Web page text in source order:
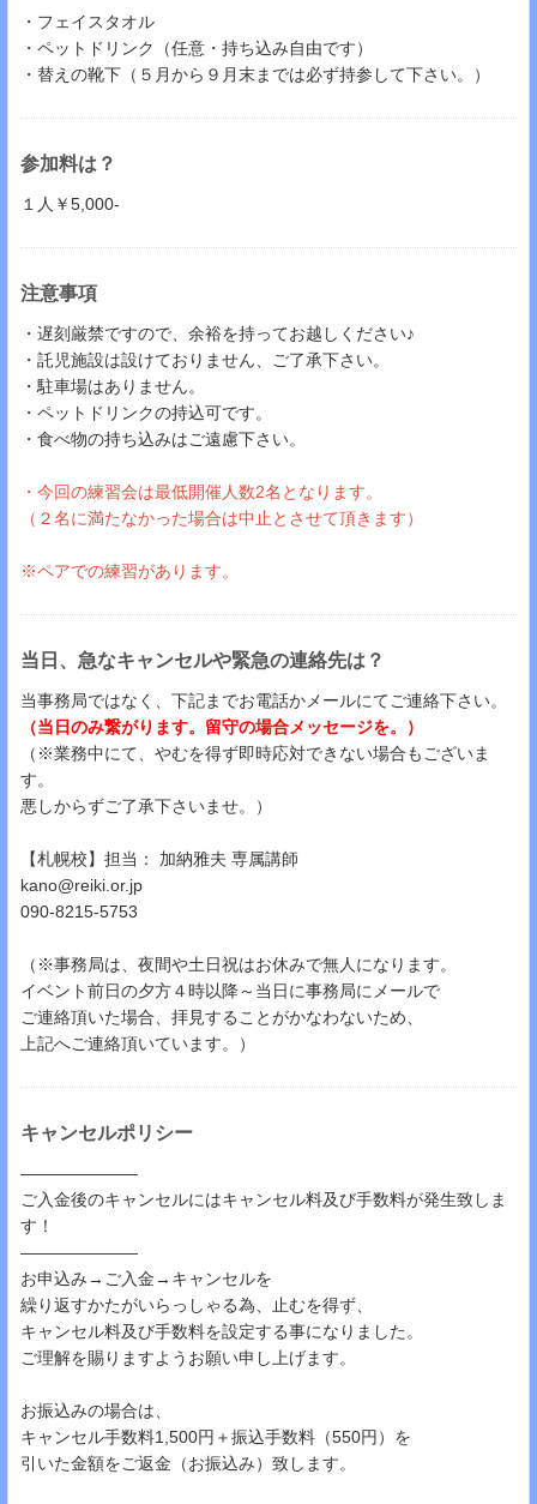
・フェイスタオル
・ペットドリンク（任意・持ち込み自由です）
・替えの靴下（５月から９月末までは必ず持参して下さい。）
参加料は？
１人￥5,000-
注意事項
・遅刻厳禁ですので、余裕を持ってお越しください♪
・託児施設は設けておりません、ご了承下さい。
・駐車場はありません。
・ペットドリンクの持込可です。
・食べ物の持ち込みはご遠慮下さい。
・今回の練習会は最低開催人数2名となります。
（２名に満たなかった場合は中止とさせて頂きます​​​​​）
※ペアでの練習があります。
当日、急なキャンセルや緊急の連絡先は？
当事務局ではなく、下記までお電話かメールにてご連絡下さい。
（当日のみ繋がります。留守の場合メッセージを。）
（※業務中にて、やむを得ず即時応対できない場合もございま
す。
悪しからずご了承下さいませ。）
【札幌校】担当： 加納雅夫 専属講師
kano@reiki.or.jp
090-8215-5753
（※事務局は、夜間や土日祝はお休みで無人になります。
イベント前日の夕方４時以降～当日に事務局にメールで
ご連絡頂いた場合、拝見することがかなわないため、
上記へご連絡頂いています。）
キャンセルポリシー
―――――――
ご入金後のキャンセルにはキャンセル料及び手数料が発生致しま
す！
―――――――
お申込み→ご入金→キャンセルを
繰り返すかたがいらっしゃる為、止むを得ず、
キャンセル料及び手数料を設定する事になりました。
ご理解を賜りますようお願い申し上げます。
お振込みの場合は、
キャンセル手数料1,500円＋振込手数料（550円）を
引いた金額をご返金（お振込み）致します。